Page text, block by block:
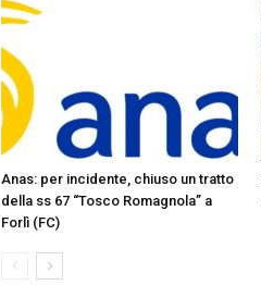
Anas: per incidente, chiuso un tratto
della ss 67 “Tosco Romagnola” a
Forlì (FC)